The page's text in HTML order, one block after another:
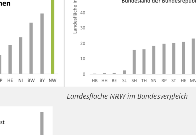
Landesfläche NRW im Bundesvergleich